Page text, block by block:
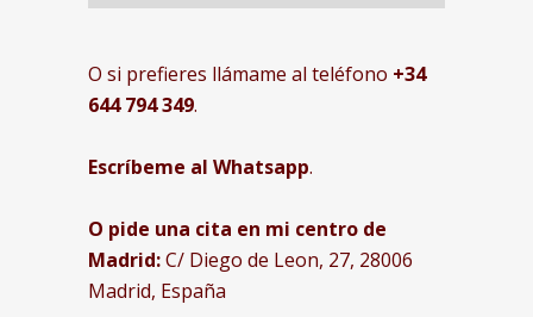
O si prefieres llámame al teléfono +34
644 794 349.
Escríbeme al Whatsapp.
O pide una cita en mi centro de
Madrid:C/ Diego de Leon, 27, 28006
Madrid, España